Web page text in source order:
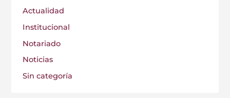
Actualidad
Institucional
Notariado
Noticias
Sin categoría